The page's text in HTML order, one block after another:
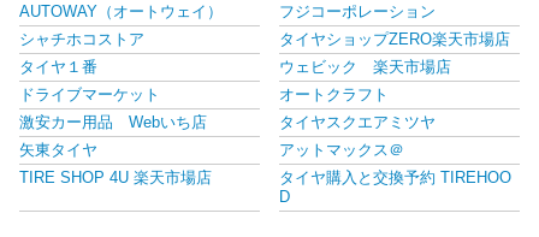
AUTOWAY（オートウェイ）
フジコーポレーション
シャチホコストア
タイヤショップZERO楽天市場店
タイヤ１番
ウェビック 楽天市場店
ドライブマーケット
オートクラフト
激安カー用品 Webいち店
タイヤスクエアミツヤ
矢東タイヤ
アットマックス＠
TIRE SHOP 4U 楽天市場店
タイヤ購入と交換予約 TIREHOO
D